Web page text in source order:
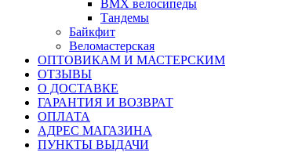
BMX велосипеды
Тандемы
Байкфит
Веломастерская
ОПТОВИКАМ И МАСТЕРСКИМ
ОТЗЫВЫ
О ДОСТАВКЕ
ГАРАНТИЯ И ВОЗВРАТ
ОПЛАТА
АДРЕС МАГАЗИНА
ПУНКТЫ ВЫДАЧИ